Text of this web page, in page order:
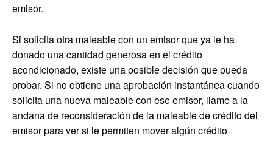
emisor.
Si solicita otra maleable con un emisor que ya le ha
donado una cantidad generosa en el crédito
acondicionado, existe una posible decisión que pueda
probar. Si no obtiene una aprobación instantánea cuando
solicita una nueva maleable con ese emisor, llame a la
andana de reconsideración de la maleable de crédito del
emisor para ver si le permiten mover algún crédito